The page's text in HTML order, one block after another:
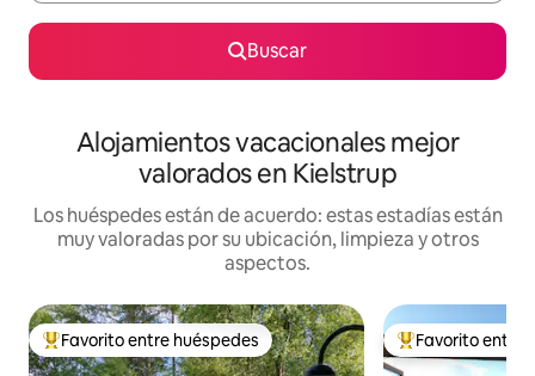
Buscar
Alojamientos vacacionales mejor
valorados en Kielstrup
Los huéspedes están de acuerdo: estas estadías están
muy valoradas por su ubicación, limpieza y otros
aspectos.
Favorito entre huéspedes preferido
Favorito entre huéspedes Favorito entre
Favorito entre